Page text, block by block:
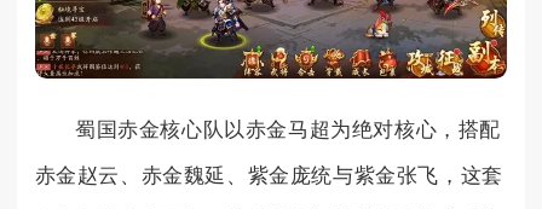
蜀国赤金核心队以赤金马超为绝对核心，搭配
赤金赵云、赤金魏延、紫金庞统与紫金张飞，这套